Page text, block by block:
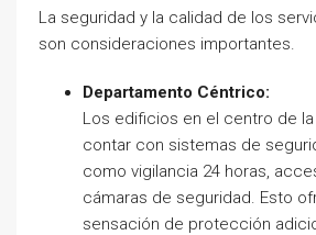
La seguridad y la calidad de los
son consideraciones importantes.
Departamento Céntrico:
Los edificios en el centro de
contar con sistemas de
como vigilancia 24 horas,
cámaras de seguridad. Esto
sensación de protección